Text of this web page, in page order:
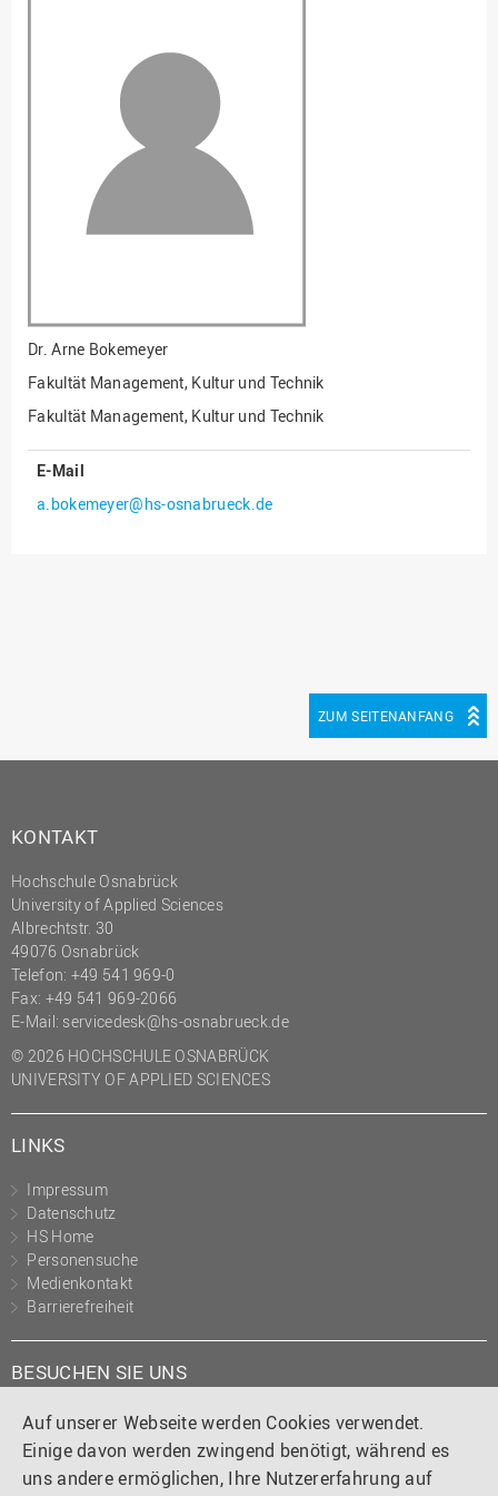
Auf unserer Webseite werden Cookies verwendet.
Einige davon werden zwingend benötigt, während es
uns andere ermöglichen, Ihre Nutzererfahrung auf
und Informatik
Fakultät Management,
Kultur und Technik
Fakultät Wirtschafts- und
Sozialwissenschaften
Finanzen
Gesellschaftliches
Hochschulplanung/-
strategie
Personalrat
Präsidialbüro
Professional School
Projekte des Präsidiums
Projektmanagement Office
(PMO)
Prozessmanagement
Recht
Studium und Lehre
Transfer- und
Innovationsmanagement
Dr.Arne Bokemeyer
Fakultät Management, Kultur und Technik
Fakultät Management, Kultur und Technik
E-Mail
a.bokemeyer@hs-osnabrueck.de
ZUM SEITENANFANG
KONTAKT
Hochschule Osnabrück
University of Applied Sciences
Albrechtstr. 30
49076 Osnabrück
Telefon: +49 541 969-0
Fax: +49 541 969-2066
E-Mail: servicedesk@hs-osnabrueck.de
© 2026 HOCHSCHULE OSNABRÜCK
UNIVERSITY OF APPLIED SCIENCES
LINKS
Impressum
Datenschutz
HS Home
Personensuche
Medienkontakt
Barrierefreiheit
BESUCHEN SIE UNS
Instagram
TiktokLinkedIn
YouTube
Facebook